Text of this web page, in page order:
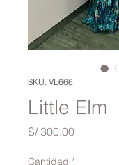
SKU: VL666
Little Elm
S/ 300.00Precio
Cantidad *